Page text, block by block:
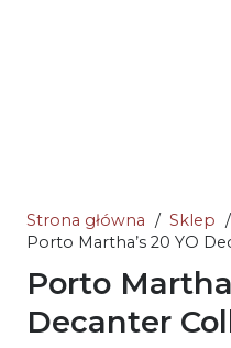
Strona główna / Sklep /
Porto Martha’s 20 YO
Porto
Decanter